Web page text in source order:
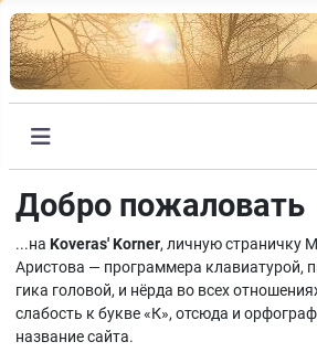
Добро пожаловать
...наKoveras' Korner, личную страничку
Аристова — программера клавиатурой,
гика головой, и нёрда во всех
слабость к букве «К», отсюда и
название сайта.